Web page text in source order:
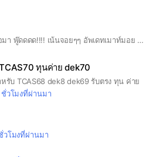
นาตาชา ใครส่งเธอมา พู๊ดดดด!!!! เน้นจอยๆๆ อัพเดทเมาท์มอย โสดก็เข้า ไม่โสดก็เข้า แฮปปี้ๆนะคะแม่
ทุนค่าย dek70
หรับ TCAS68 dek8 dek69 รับตรง ทุน ค่าย
วโมงที่ผ่านมา
วโมงที่ผ่านมา